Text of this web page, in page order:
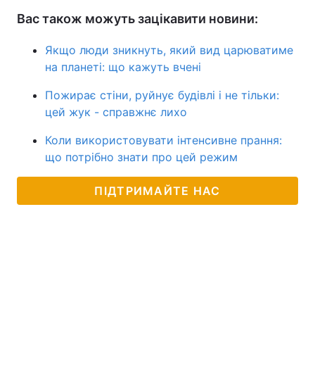
Вас також можуть зацікавити новини:
Якщо люди зникнуть, який вид царюватиме
на планеті: що кажуть вчені
Пожирає стіни, руйнує будівлі і не тільки:
цей жук - справжнє лихо
Коли використовувати інтенсивне прання:
що потрібно знати про цей режим
ПІДТРИМАЙТЕ НАС